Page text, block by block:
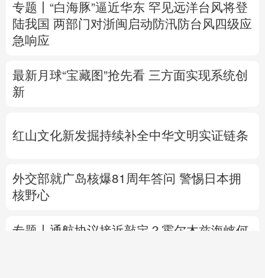
专题丨 “白海豚”逼近华东 罕见远洋台风将登
陆我国 两部门对浙闽启动防汛防台风四级应
急响应
最新月球“宝藏图”抢先看 三方面实现系统创
新
红山文化新发掘持续补全中华文明实证链条
外交部就广岛核爆81周年答问 警惕日本拥
核野心
专题丨 通航协议接近敲定？霍尔木兹海峡何